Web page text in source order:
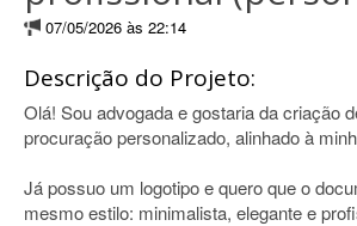
07/05/2026 às 22:14
Descrição do Projeto:
Olá! Sou advogada e gostaria da criação
procuração personalizado, alinhado à
Já possuo um logotipo e quero que o
mesmo estilo: minimalista, elegante e